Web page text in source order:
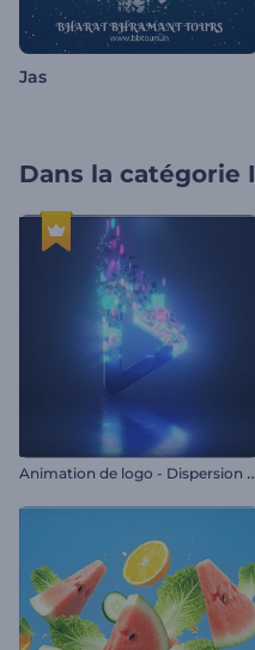
Jas
Dans la catégorie
nimation de